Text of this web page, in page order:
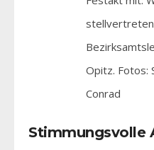
Opitz. Fotos:
Conrad
Stimmungsvolle